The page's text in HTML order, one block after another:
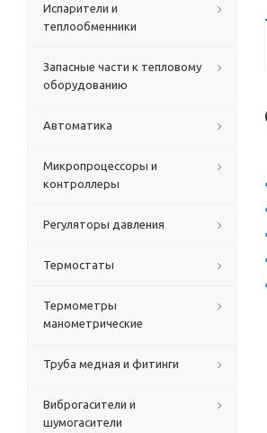
Испарители и
теплообменники
Запасные части к тепловому
оборудованию
Автоматика
Микропроцессоры и
контроллеры
Регуляторы давления
Термостаты
Термометры
манометрические
Труба медная и фитинги
Виброгасители и
шумогасители